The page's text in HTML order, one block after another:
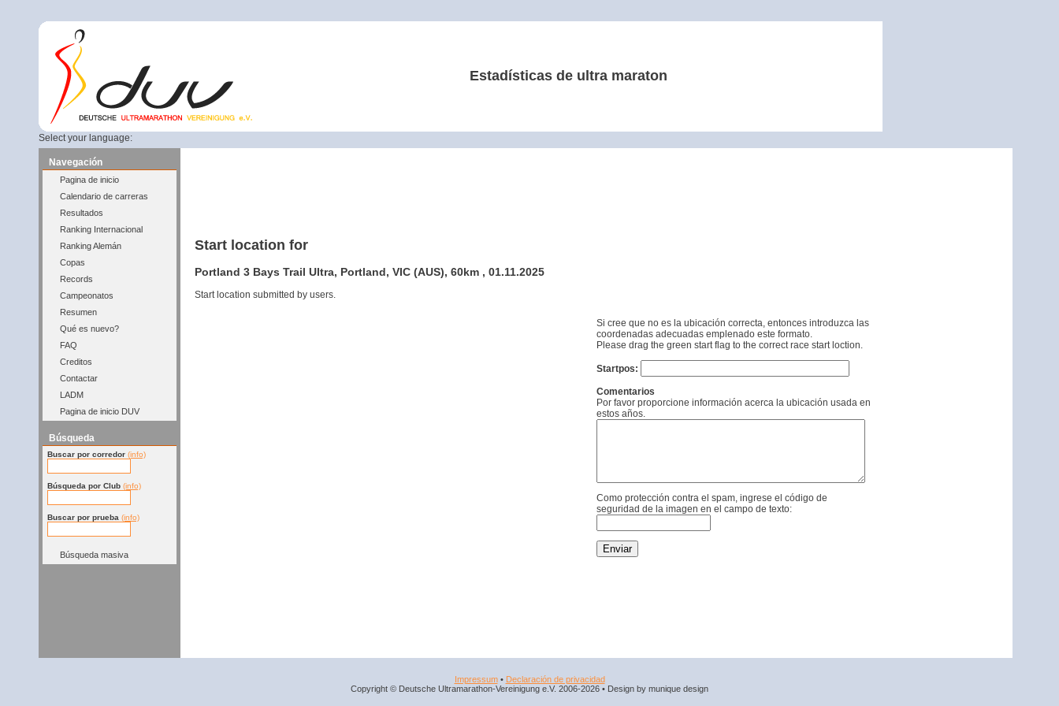
Estadísticas de ultra maraton
Select your language:
Navegación
Pagina de inicio
Calendario de carreras
Resultados
Ranking Internacional
Ranking Alemán
Copas
Records
Campeonatos
Resumen
Qué es nuevo?
FAQ
Creditos
Contactar
LADM
Pagina de inicio DUV
Búsqueda
Buscar por corredor (info)
Búsqueda por Club (info)
Buscar por prueba (info)
Búsqueda masiva
Start location for
Portland 3 Bays Trail Ultra, Portland, VIC (AUS), 60km , 01.11.2025
Start location submitted by users.
Si cree que no es la ubicación correcta, entonces introduzca las
coordenadas adecuadas emplenado este formato.
Please drag the green start flag to the correct race start loction.
Startpos:
Comentarios
Por favor proporcione información acerca la ubicación usada en
estos años.
Como protección contra el spam, ingrese el código de
seguridad de la imagen en el campo de texto:
Impressum• Declaración de privacidad
Copyright © Deutsche Ultramarathon-Vereinigung e.V. 2006-2026 • Design by munique design